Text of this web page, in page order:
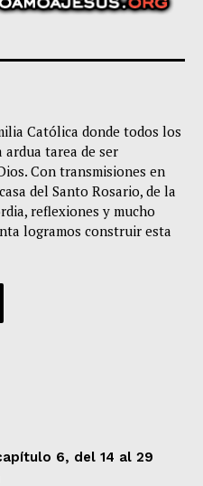
Católica donde todos los
tarea de ser
Con transmisiones en
del Santo Rosario, de la
reflexiones y mucho
logramos construir esta
6, del 14 al 29